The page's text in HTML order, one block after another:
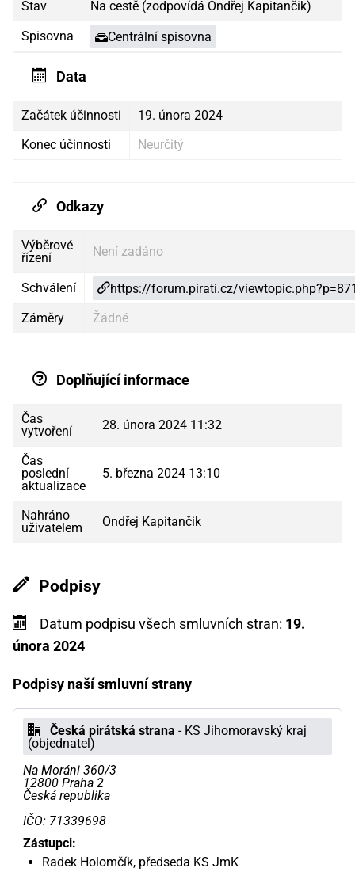
Stav
Na cestě (zodpovídá Ondřej Kapitančik)
Spisovna
Centrální spisovna
Data
Začátek účinnosti
19. února 2024
Konec účinnosti
Neurčitý
Odkazy
Výběrové
řízení
Není zadáno
Schválení
https://forum.pirati.cz/
Záměry
Žádné
Doplňující informace
Čas
vytvoření
28. února 2024 11:32
Čas
poslední
aktualizace
5. března 2024 13:10
Nahráno
uživatelem
Ondřej Kapitančik
Podpisy
Datum podpisu všech smluvních stran: 19.
února 2024
Podpisy naší smluvní strany
Česká pirátská strana - KS Jihomoravský kraj
(objednatel)
Na Moráni 360/3
12800 Praha 2
Česká republika
IČO: 71339698
Zástupci:
Radek Holomčík, předseda KS JmK